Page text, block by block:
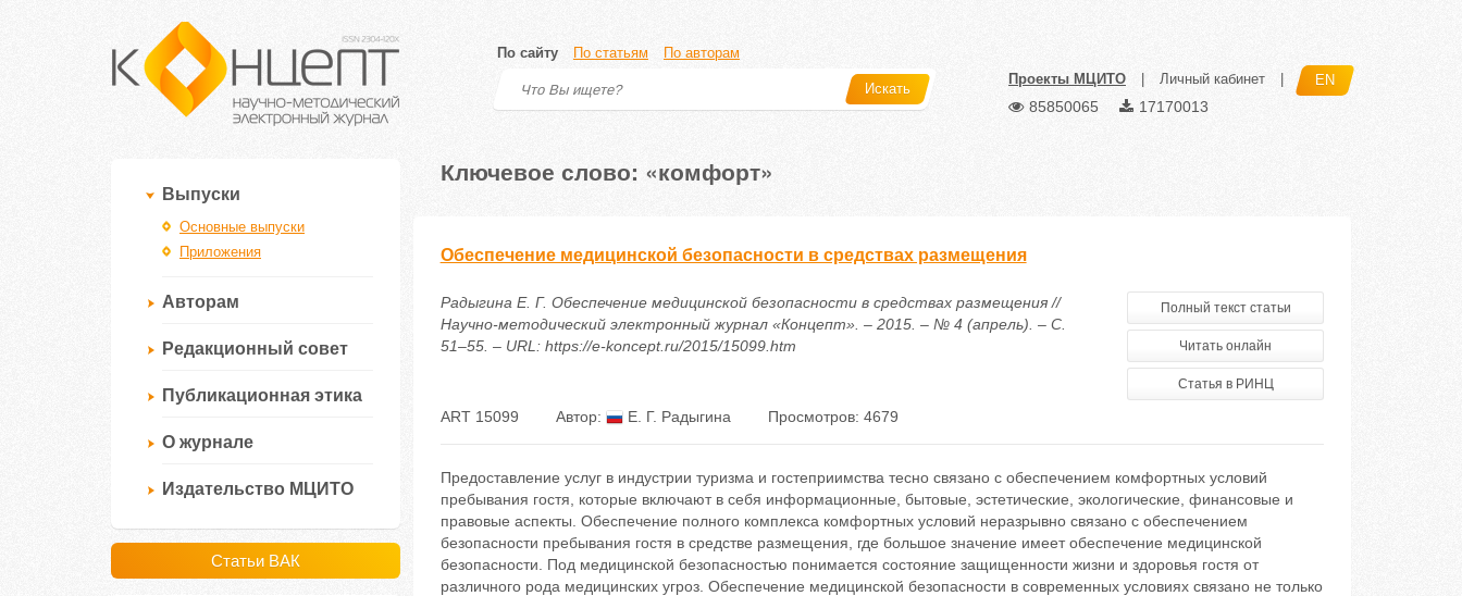
По сайту По статьям По авторам
Искать
Проекты МЦИТО Личный кабинет EN
85850065 17170013
Выпуски
Основные выпуски
Приложения
Авторам
Редакционный совет
Публикационная этика
О журнале
Издательство МЦИТО
Статьи ВАК
Ключевое слово: «комфорт»
Обеспечение медицинской безопасности в средствах размещения
Радыгина Е. Г. Обеспечение медицинской безопасности в средствах размещения //
Научно-методический электронный журнал «Концепт». – 2015. – № 4 (апрель). – С.
51–55. – URL: https://e-koncept.ru/2015/15099.htm
Полный текст статьи
Читать онлайн
Статья в РИНЦ
ART 15099 Автор: Е. Г. Радыгина Просмотров: 4679
Предоставление услуг в индустрии туризма и гостеприимства тесно связано с обеспечением комфортных условий
пребывания гостя, которые включают в себя информационные, бытовые, эстетические, экологические, финансовые и
правовые аспекты. Обеспечение полного комплекса комфортных условий неразрывно связано с обеспечением
безопасности пребывания гостя в средстве размещения, где большое значение имеет обеспечение медицинской
безопасности. Под медицинской безопасностью понимается состояние защищенности жизни и здоровья гостя от
различного рода медицинских угроз. Обеспечение медицинской безопасности в современных условиях связано не только